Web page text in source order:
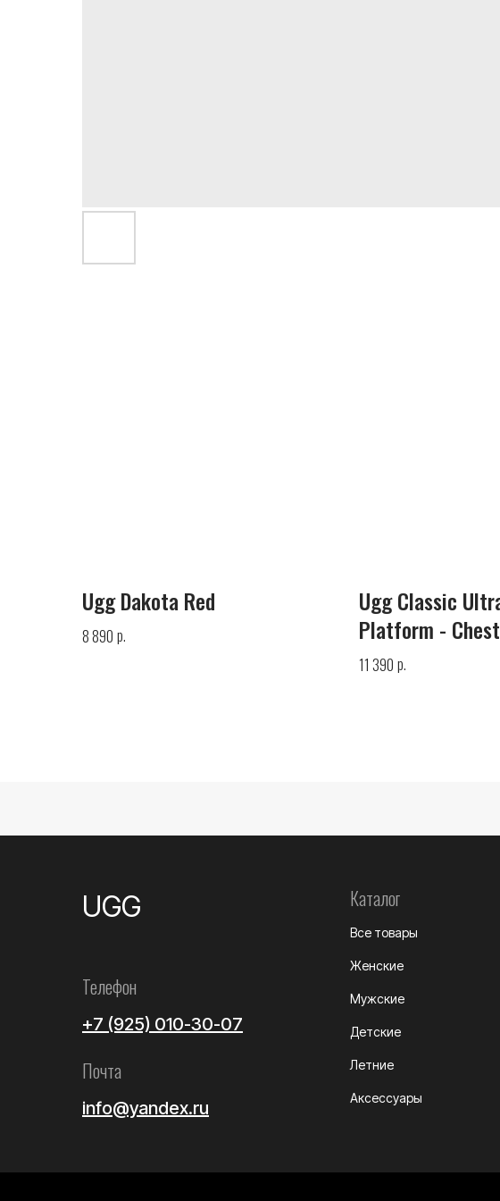
Ugg Dakota Red
8 890 р.
Ugg Classic
Platform -
11 390 р.
UGG Каталог
Телефон
Почта
Все товары
Женские
Мужские
Детские
Летние
Аксессуары
+7 (925) 010-30-07
info@yandex.ru